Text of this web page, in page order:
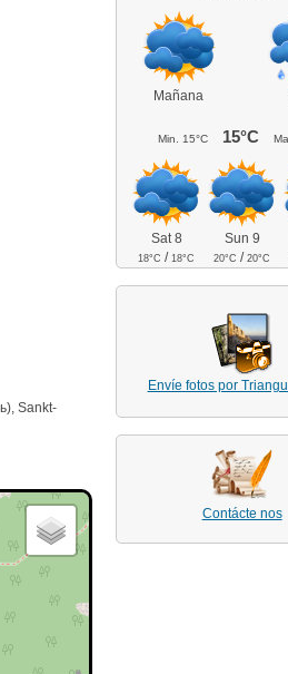
Sankt-
Mañana
Min. 15°C 15°C
Sat 8
18°C /18°C
Sun 9
20°C /20°C
Envíe fotos por
Contácte nos